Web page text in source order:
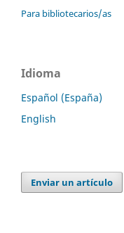
Para bibliotecarios/as
Idioma
Español (España)
English
Enviar un artículo